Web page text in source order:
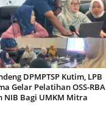
DPMPTSP Kutim, LPB
Gelar Pelatihan OSS-RBA
NIB Bagi UMKM Mitra